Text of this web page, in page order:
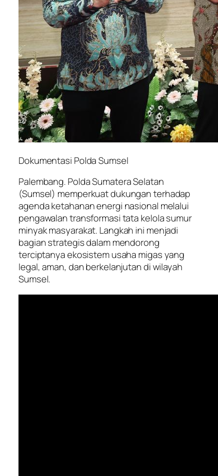
Dokumentasi Polda Sumsel
Palembang. Polda Sumatera Selatan
(Sumsel) memperkuat dukungan terhadap
agenda ketahanan energi nasional melalui
pengawalan transformasi tata kelola sumur
minyak masyarakat. Langkah ini menjadi
bagian strategis dalam mendorong
terciptanya ekosistem usaha migas yang
legal, aman, dan berkelanjutan di wilayah
Sumsel.